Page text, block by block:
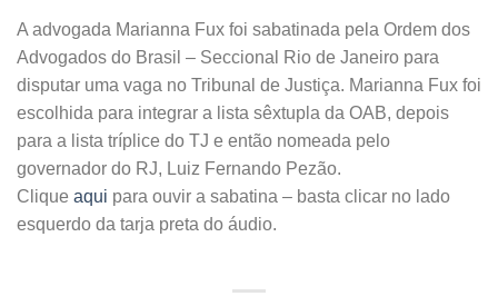
A advogada Marianna Fux foi sabatinada pela Ordem dos
Advogados do Brasil – Seccional Rio de Janeiro para
disputar uma vaga no Tribunal de Justiça. Marianna Fux foi
escolhida para integrar a lista sêxtupla da OAB, depois
para a lista tríplice do TJ e então nomeada pelo
governador do RJ, Luiz Fernando Pezão.
Clique aqui para ouvir a sabatina – basta clicar no lado
esquerdo da tarja preta do áudio.